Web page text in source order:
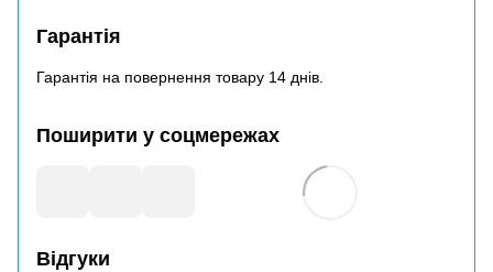
Гарантія
Гарантія на повернення товару 14 днів.
Поширити у соцмережах
Відгуки